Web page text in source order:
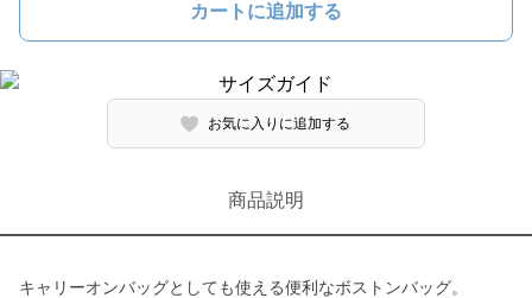
カートに追加する
お気に入りに追加する
商品説明
キャリーオンバッグとしても使える便利なボストンバッグ。